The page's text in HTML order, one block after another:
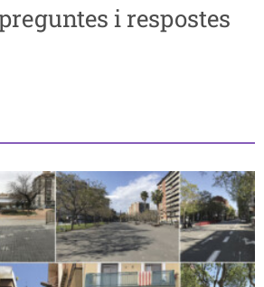
i respostes